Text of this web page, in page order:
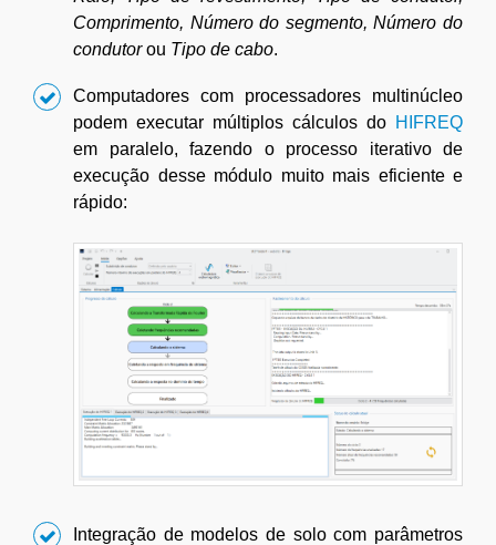
Comprimento, Número do segmento, Número do
condutorou Tipo de cabo.
Computadores com processadores multinúcleo
podem executar múltiplos cálculos do HIFREQ
em paralelo, fazendo o processo iterativo de
execução desse módulo muito mais eficiente e
rápido:
Integração de modelos de solo com parâmetros